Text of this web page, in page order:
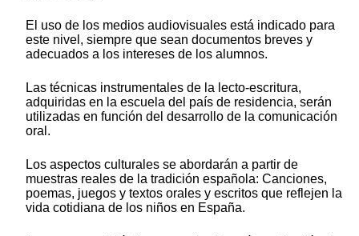
El uso de los medios audiovisuales está indicado para
este nivel, siempre que sean documentos breves y
adecuados a los intereses de los alumnos.
Las técnicas instrumentales de la lecto-escritura,
adquiridas en la escuela del país de residencia, serán
utilizadas en función del desarrollo de la comunicación
oral.
Los aspectos culturales se abordarán a partir de
muestras reales de la tradición española: Canciones,
poemas, juegos y textos orales y escritos que reflejen la
vida cotidiana de los niños en España.